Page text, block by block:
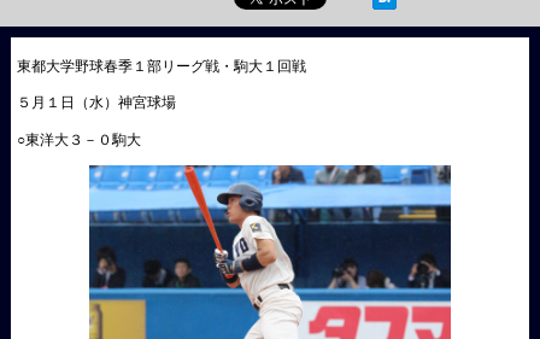
東都大学野球春季１部リーグ戦・駒大１回戦
５月１日（水）神宮球場
○東洋大３－０駒大